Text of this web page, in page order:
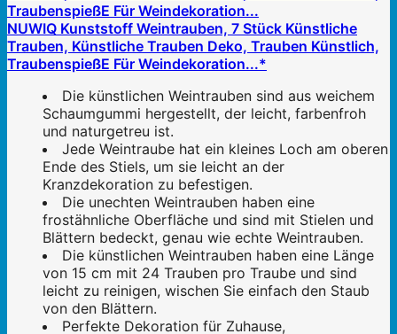
NUWIQ Kunststoff Weintrauben, 7 Stück Künstliche
Trauben, Künstliche Trauben Deko, Trauben Künstlich,
TraubenspießE Für Weindekoration...*
Die künstlichen Weintrauben sind aus weichem
Schaumgummi hergestellt, der leicht, farbenfroh
und naturgetreu ist.
Jede Weintraube hat ein kleines Loch am oberen
Ende des Stiels, um sie leicht an der
Kranzdekoration zu befestigen.
Die unechten Weintrauben haben eine
frostähnliche Oberfläche und sind mit Stielen und
Blättern bedeckt, genau wie echte Weintrauben.
Die künstlichen Weintrauben haben eine Länge
von 15 cm mit 24 Trauben pro Traube und sind
leicht zu reinigen, wischen Sie einfach den Staub
von den Blättern.
Perfekte Dekoration für Zuhause,